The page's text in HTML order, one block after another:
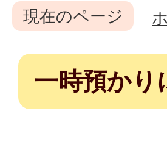
現在のページ
一時預かり